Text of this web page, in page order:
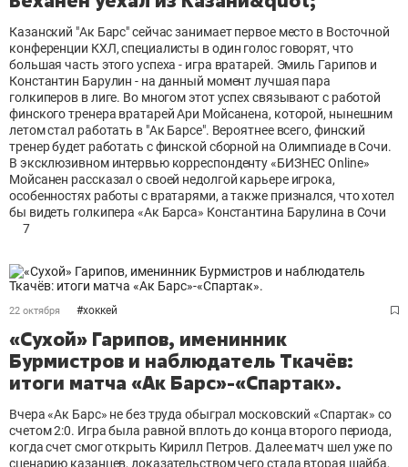
Казанский "Ак Барс" сейчас занимает первое место в Восточной
конференции КХЛ, специалисты в один голос говорят, что
большая часть этого успеха - игра вратарей. Эмиль Гарипов и
Константин Барулин - на данный момент лучшая пара
голкиперов в лиге. Во многом этот успех связывают с работой
финского тренера вратарей Ари Мойсанена, которой, нынешним
летом стал работать в "Ак Барсе". Вероятнее всего, финский
тренер будет работать с финской сборной на Олимпиаде в Сочи.
В эксклюзивном интервью корреспонденту «БИЗНЕС Online»
Мойсанен рассказал о своей недолгой карьере игрока,
особенностях работы с вратарями, а также признался, что хотел
бы видеть голкипера «Ак Барса» Константина Барулина в Сочи
7
22 октября #хоккей
«Сухой» Гарипов, именинник
Бурмистров и наблюдатель Ткачёв:
итоги матча «Ак Барс»-«Спартак».
Вчера «Ак Барс» не без труда обыграл московский «Спартак» со
счетом 2:0. Игра была равной вплоть до конца второго периода,
когда счет смог открыть Кирилл Петров. Далее матч шел уже по
сценарию казанцев, доказательством чего стала вторая шайба,